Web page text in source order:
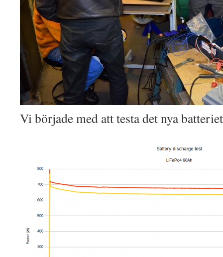
Vi började med att testa det nya